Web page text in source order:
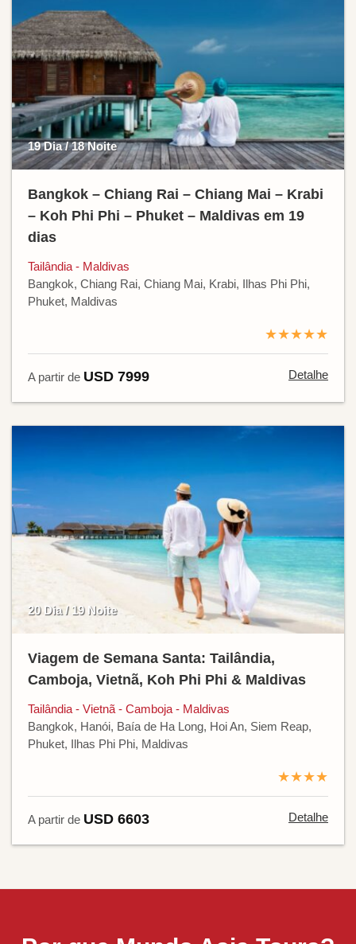
19 Dia / 18 Noite
Bangkok – Chiang Rai – Chiang Mai – Krabi
– Koh Phi Phi – Phuket – Maldivas em 19
dias
Tailândia - Maldivas
Bangkok, Chiang Rai, Chiang Mai, Krabi, Ilhas Phi Phi,
Phuket, Maldivas
★★★★★
A partir de USD 7999 Detalhe
20 Dia / 19 Noite
Viagem de Semana Santa: Tailândia,
Camboja, Vietnã, Koh Phi Phi & Maldivas
Tailândia - Vietnã - Camboja - Maldivas
Bangkok, Hanói, Baía de Ha Long, Hoi An, Siem Reap,
Phuket, Ilhas Phi Phi, Maldivas
★★★★
A partir de USD 6603 Detalhe